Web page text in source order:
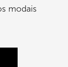
modais